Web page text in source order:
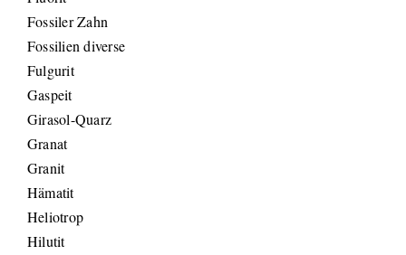
Fossiler Zahn
Fossilien diverse
Fulgurit
Gaspeit
Girasol-Quarz
Granat
Granit
Hämatit
Heliotrop
Hilutit